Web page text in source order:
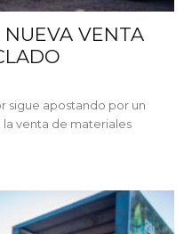
VENTA
sigue apostando por un
la venta de materiales